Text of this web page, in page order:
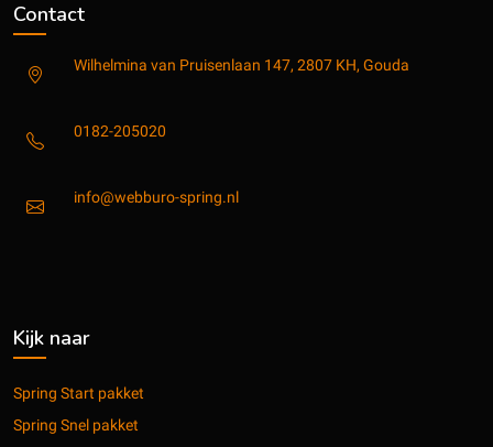
Contact
Wilhelmina van Pruisenlaan 147, 2807 KH, Gouda
0182-205020
info@webburo-spring.nl
Kijk naar
Spring Start pakket
Spring Snel pakket